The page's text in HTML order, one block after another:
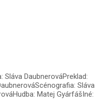
Sláva DaubnerováPreklad:
Sláva
Matej GyárfášIné: